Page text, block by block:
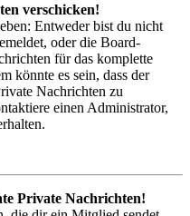
verschicken!
Entweder bist du nicht
oder die Board-
für das komplette
könnte es sein, dass der
Nachrichten zu
einen Administrator,
Private Nachrichten!